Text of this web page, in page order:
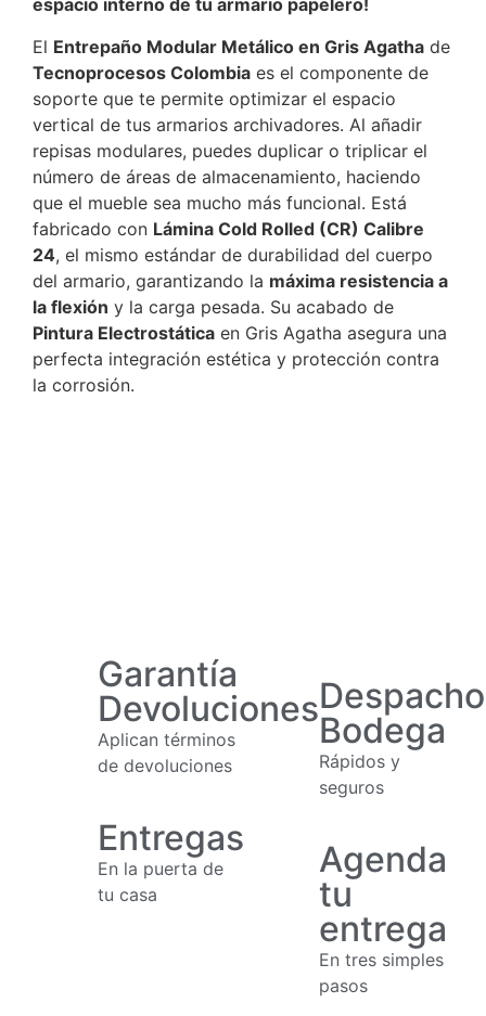
espacio interno de tu armario papelero!
El Entrepaño Modular Metálico en Gris Agatha de
Tecnoprocesos Colombia es el componente de
soporte que te permite optimizar el espacio
vertical de tus armarios archivadores. Al añadir
repisas modulares, puedes duplicar o triplicar el
número de áreas de almacenamiento, haciendo
que el mueble sea mucho más funcional. Está
fabricado con Lámina Cold Rolled (CR) Calibre
24, el mismo estándar de durabilidad del cuerpo
del armario, garantizando la máxima resistencia a
la flexión y la carga pesada. Su acabado de
Pintura Electrostática en Gris Agatha asegura una
perfecta integración estética y protección contra
la corrosión.
Garantía
Devoluciones
Aplican términos
de devoluciones
Bodega
Rápidos y
seguros
Entregas
En la puerta de
tu casa
Agenda
tu
entrega
En tres simples
pasos